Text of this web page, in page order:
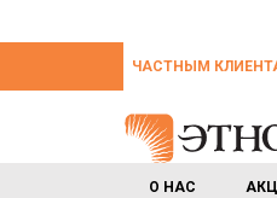
ЧАСТНЫМ
О НАС